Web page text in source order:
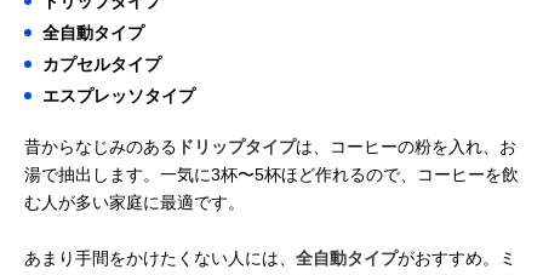
全自動タイプ
カプセルタイプ
エスプレッソタイプ
昔からなじみのある ドリップタイプは、コーヒーの粉を入れ、お
湯で抽出します。一気に3杯〜5杯ほど作れるので、コーヒーを飲
む人が多い家庭に最適です。
あまり手間をかけたくない人には、 全自動タイプがおすすめ。ミ